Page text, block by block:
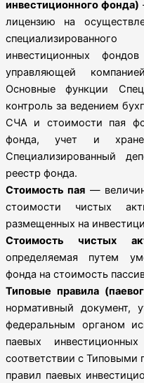
инвестиционного фонда)
лицензию на
инвестиционных
управляющей
Основные функции
контроль за ведением
СЧА и стоимости пая
фонда, учет и
Специализированный
реестр фонда.
Стоимость пая —
стоимости чистых
размещенных на
Стоимость чистых
определяемая путем
фонда на стоимость
Типовые правила
нормативный документ,
федеральным органом
паевых
соответствии с Типовыми
правил паевых